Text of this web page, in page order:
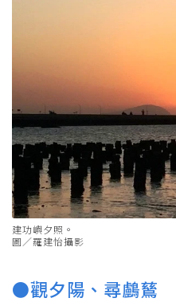
建功嶼夕照。
圖／羅建怡攝影
●觀夕陽、尋鸕鶿